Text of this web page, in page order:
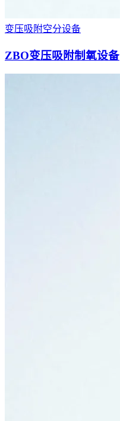
变压吸附空分设备
ZBO变压吸附制氧设备